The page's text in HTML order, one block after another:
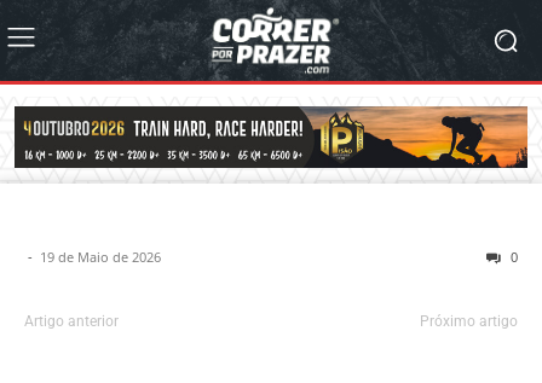
- 19 de Maio de 2026 0
Artigo anterior Próximo artigo